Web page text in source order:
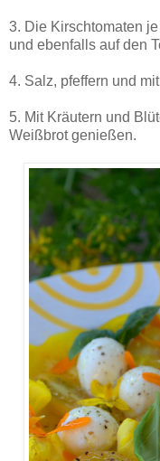
3. Die Kirschtomaten
und ebenfalls auf den
4. Salz, pfeffern und
5. Mit Kräutern und
Weißbrot genießen.